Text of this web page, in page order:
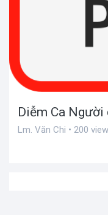
Diễm Ca Người
Lm. Văn Chi • 200